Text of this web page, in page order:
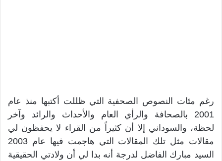
رغم مئات النصوص الصحفية التي ظللت أكتبها منذ عام
2001 بالصحافة والرأي العام والأحداث والرائد وآخر
لحظة، والسوداني إلا أن كثيراً من القراء لا يحفظون لي
مقالات مثل تلك المقالات التي هاجمت فيها عام 2003
السيد مبارك الفاضل لدرجة أنه بدا لي أن ولادتي الحقيقية